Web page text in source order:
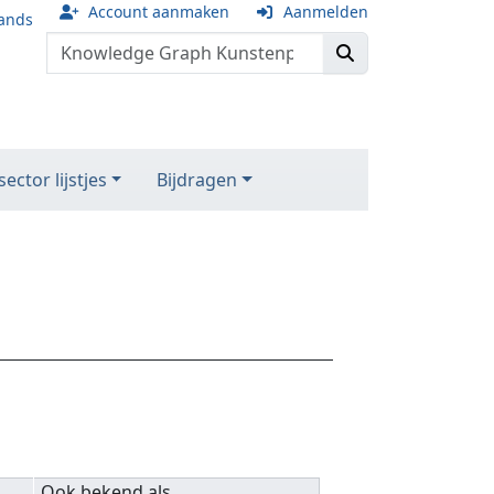
Account aanmaken Aanmelden
lijstjes Bijdragen